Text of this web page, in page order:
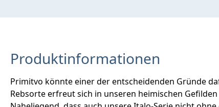
Produktinformationen
Primitvo könnte einer der entscheidenden Gründe
Rebsorte erfreut sich in unseren heimischen